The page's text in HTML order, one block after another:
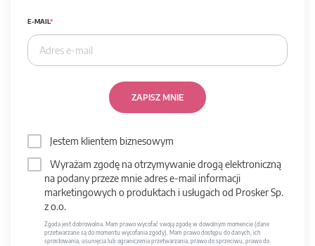
E-MAIL
ZAPISZ MNIE
Jestem klientem biznesowym
Wyrażam zgodę na otrzymywanie drogą elektroniczną
na podany przeze mnie adres e-mail informacji
marketingowych o produktach i usługach od Prosker Sp.
z o.o.
Zgoda jest dobrowolna. Mam prawo wycofać swoją zgodę w dowolnym momencie (dane
przetwarzane są do momentu wycofania zgody). Mam prawo dostępu do danych, ich
sprostowania, usunięcia lub ograniczenia przetwarzania, prawo do sprzeciwu, prawo do